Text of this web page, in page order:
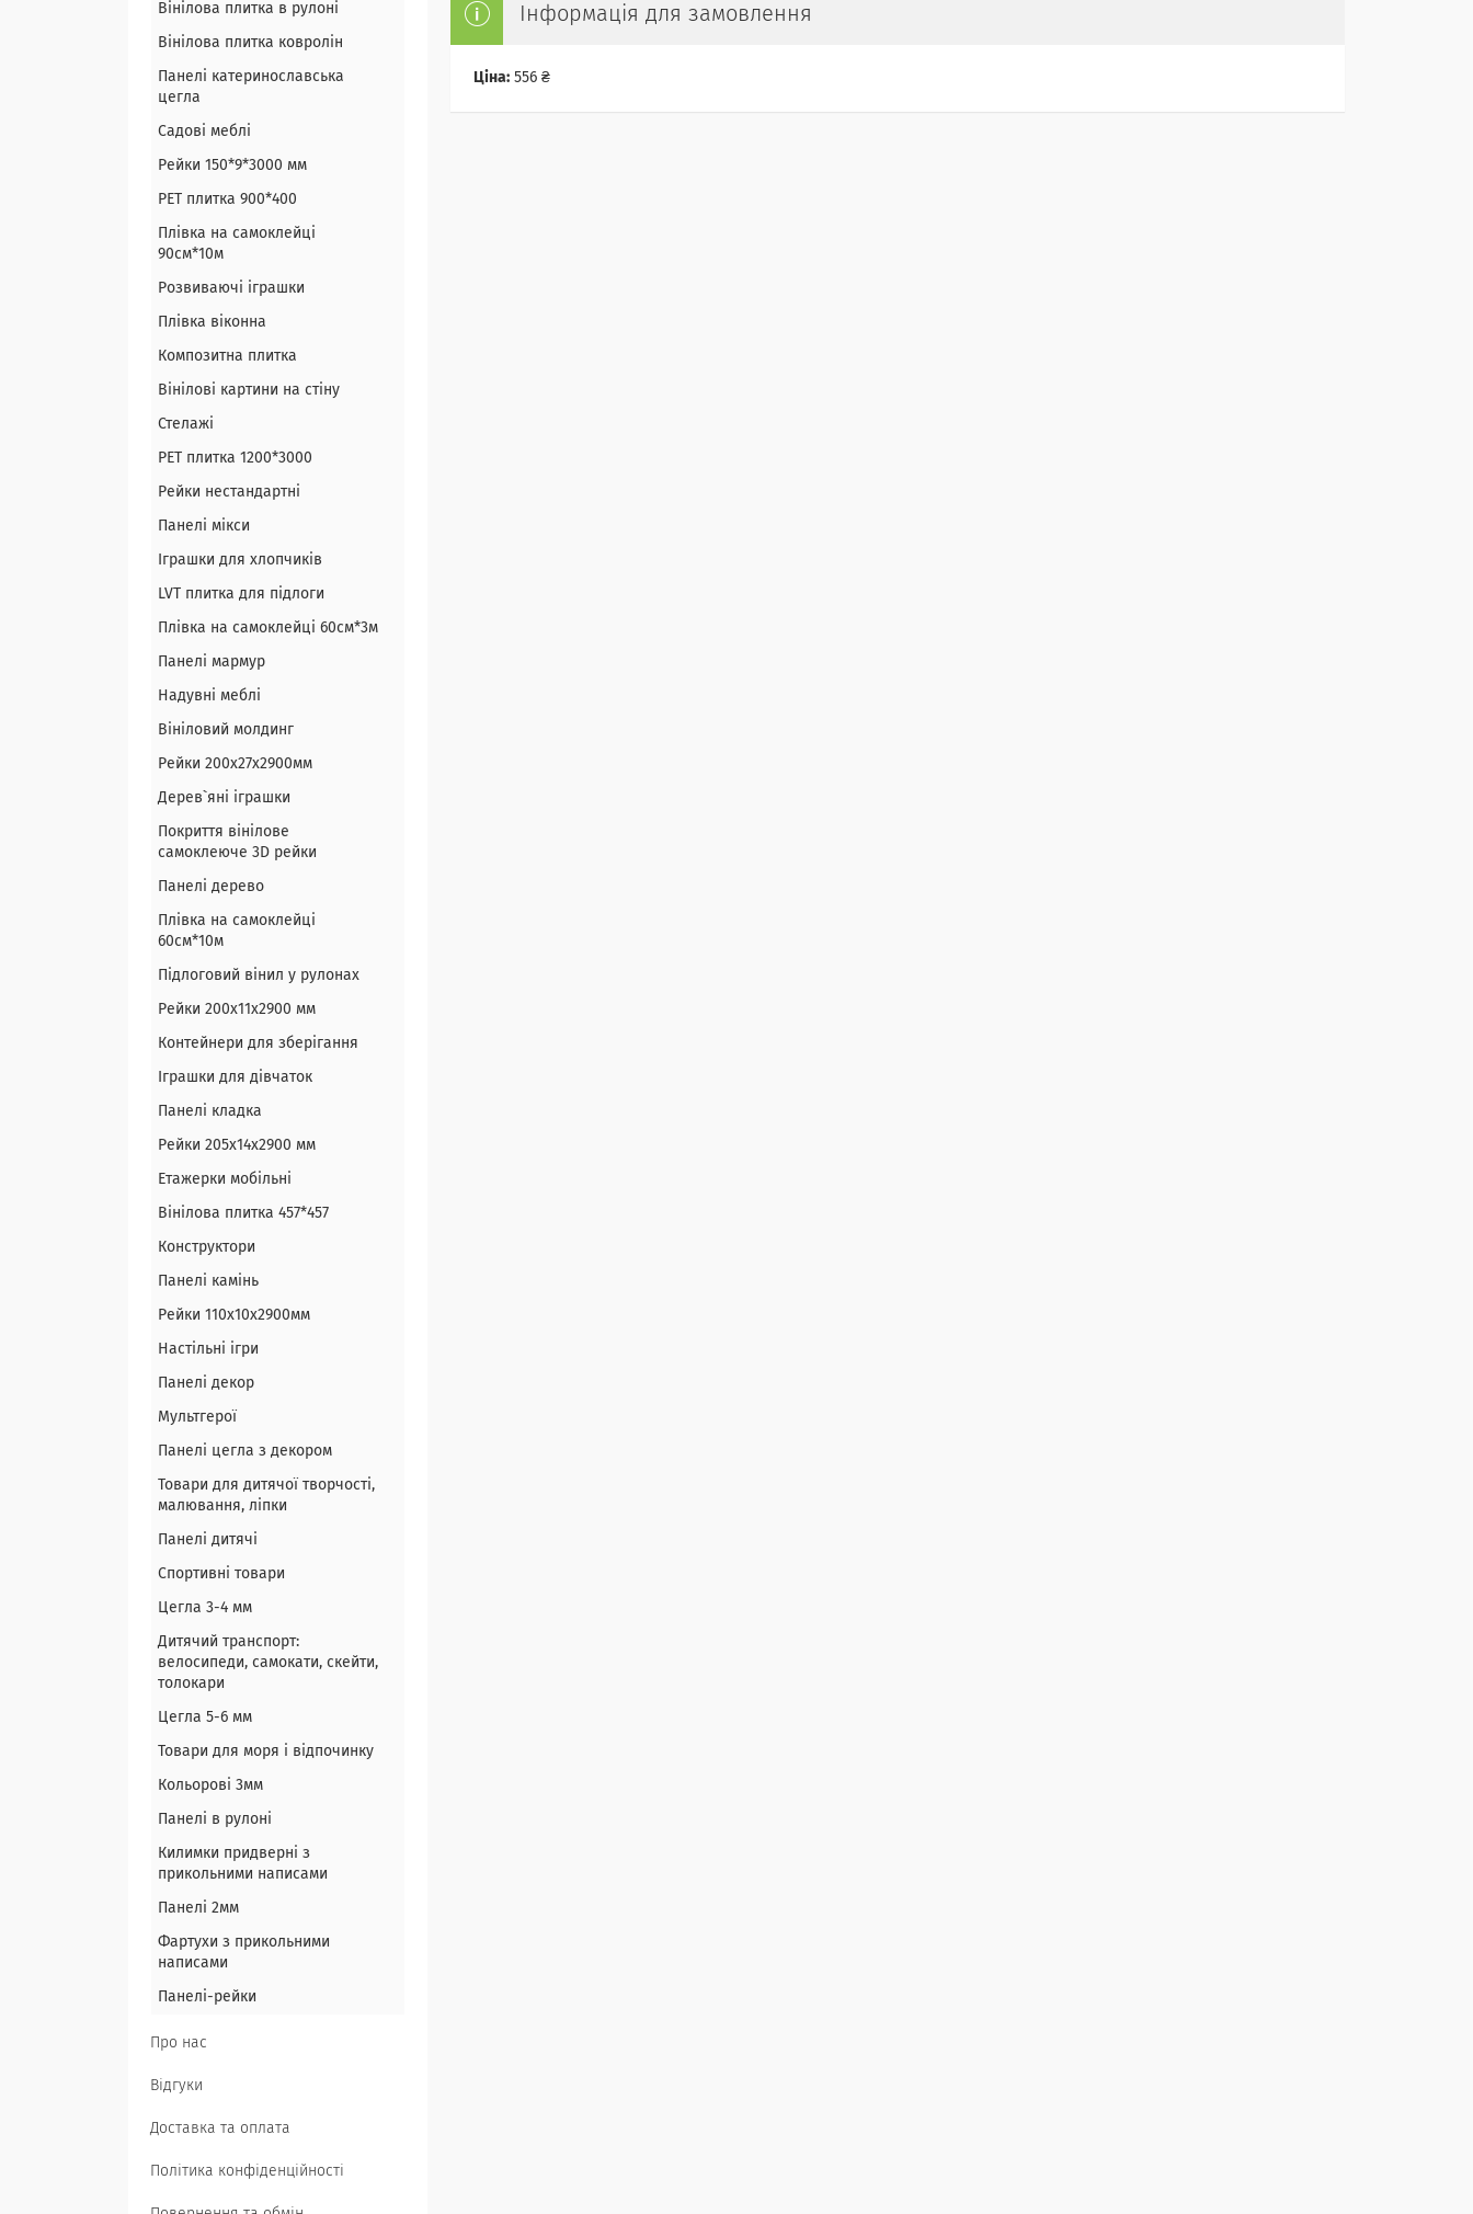
Інформація для замовлення
Ціна: 556 ₴
Вінілова плитка в рулоні
Вінілова плитка ковролін
Панелі катеринославська
цегла
Садові меблі
Рейки 150*9*3000 мм
PET плитка 900*400
Плівка на самоклейці
90см*10м
Розвиваючі іграшки
Плівка віконна
Композитна плитка
Вінілові картини на стіну
Стелажі
PЕT плитка 1200*3000
Рейки нестандартні
Панелі мікси
Іграшки для хлопчиків
LVT плитка для підлоги
Плівка на самоклейці 60см*3м
Панелі мармур
Надувні меблі
Вініловий молдинг
Рейки 200х27х2900мм
Дерев`яні іграшки
Покриття вінілове
самоклеюче 3D рейки
Панелі дерево
Плівка на самоклейці
60см*10м
Підлоговий вінил у рулонах
Рейки 200х11х2900 мм
Контейнери для зберігання
Іграшки для дівчаток
Панелі кладка
Рейки 205х14х2900 мм
Етажерки мобільні
Вінілова плитка 457*457
Конструктори
Панелі камінь
Рейки 110х10х2900мм
Настільні ігри
Панелі декор
Мультгерої
Панелі цегла з декором
Товари для дитячої творчості,
малювання, ліпки
Панелі дитячі
Спортивні товари
Цегла 3-4 мм
Дитячий транспорт:
велосипеди, самокати, скейти,
толокари
Цегла 5-6 мм
Товари для моря і відпочинку
Кольорові 3мм
Панелі в рулоні
Килимки придверні з
прикольними написами
Панелі 2мм
Фартухи з прикольними
написами
Панелі-рейки
Про нас
Відгуки
Доставка та оплата
Політика конфіденційності